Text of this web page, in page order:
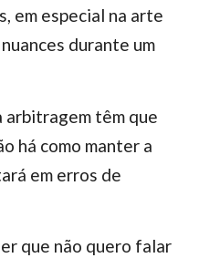
em especial na arte
durante um
arbitragem têm que
há como manter a
em erros de
que não quero falar